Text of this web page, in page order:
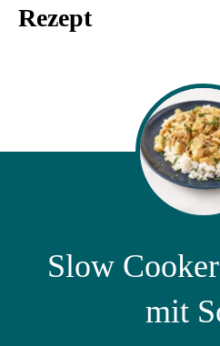
Rezept
Slow
mit